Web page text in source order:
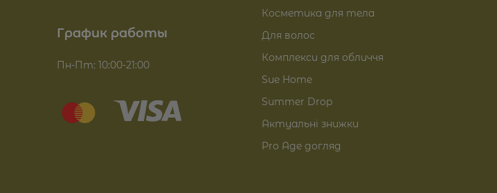
График работы
Пн-Пт: 10:00-21:00
Косметика для тела
Для волос
Комплекси для обличчя
Sue Home
Summer Drop
Актуальні знижки
Pro Age догляд